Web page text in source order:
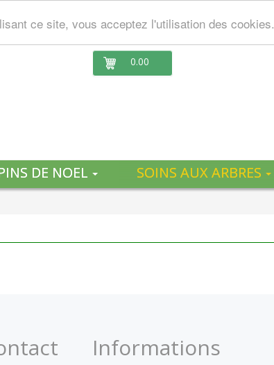
ce site, vous acceptez l'utilisation des cookies.
0.00
DE NOEL
SOINS AUX ARBRES
Informations